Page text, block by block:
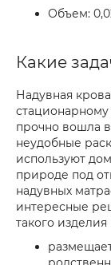
Объем:
Какие
Надувная
стационарному
прочно вошла
неудобные
используют
природе под
надувных
интересные
такого